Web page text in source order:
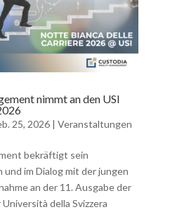
nimmt an den USI
25, 2026| Veranstaltungen
bekräftigt sein
und im Dialog mit der jungen
an der 11. Ausgabe der
della Svizzera